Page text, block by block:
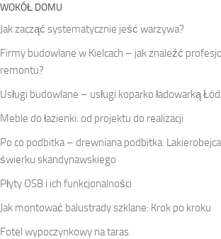
WOKÓŁ DOMU
Jak zacząć systematycznie jeść warzywa?
Firmy budowlane w Kielcach – jak znaleźć
remontu?
Usługi budowlane – usługi koparko ładowarką
Meble do łazienki: od projektu do realizacji
Po co podbitka – drewniana podbitka.
świerku skandynawskiego
Płyty OSB i ich funkcjonalności
Jak montować balustrady szklane: Krok po kroku
Fotel wypoczynkowy na taras